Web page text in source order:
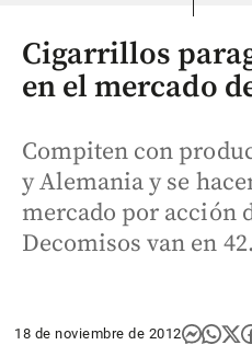
Cigarrillos
en el mercado
Compiten con
y Alemania y se
mercado por acción
Decomisos van en
18 de noviembre de 2012